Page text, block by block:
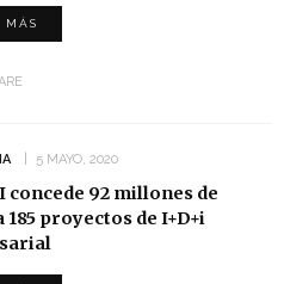
MÁS
5 MAYO, 2020
concede 92 millones de
185 proyectos de I+D+i